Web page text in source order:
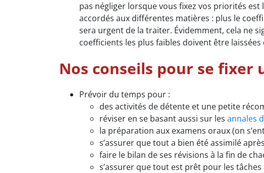
pas négliger lorsque vous fixez vos priorités
accordés aux différentes matières : plus le
sera urgent de la traiter. Évidemment, cela ne
coefficients les plus faibles doivent être laissées
Nos conseils pour se fixer
Prévoir du temps pour :
des activités de détente et une petite
réviser en se basant aussi sur les annales
la préparation aux examens oraux (on
s’assurer que tout a bien été assimilé
faire le bilan de ses révisions à la fin de
s’assurer que tout est prêt pour les